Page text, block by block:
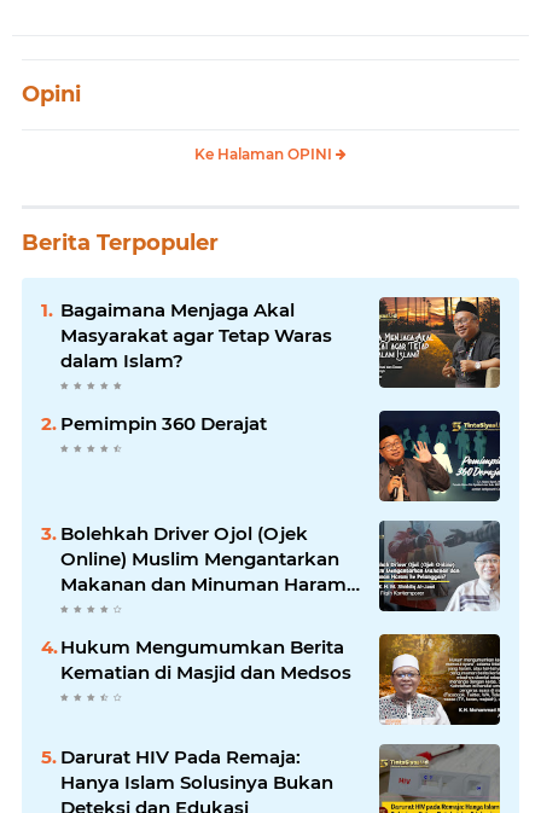
Opini
Ke Halaman OPINI
Berita Terpopuler
Bagaimana Menjaga Akal
Masyarakat agar Tetap Waras
dalam Islam?
Pemimpin 360 Derajat
Bolehkah Driver Ojol (Ojek
Online) Muslim Mengantarkan
Makanan dan Minuman Haram
ke Pelanggan?
Hukum Mengumumkan Berita
Kematian di Masjid dan Medsos
Darurat HIV Pada Remaja:
Hanya Islam Solusinya Bukan
Deteksi dan Edukasi